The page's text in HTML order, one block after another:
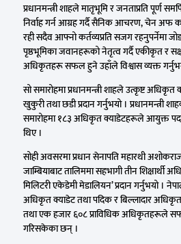
प्रधानमन्त्री शाहले मातृभूमि र जनताप्रति पूर्ण
निर्वाह गर्न आग्रह गर्दै सैनिक आचरण, चेन अफ
रही सदैव आफ्नो कर्तव्यप्रति सजग रहनुपर्नेमा
पृष्ठभूमिका जवानहरूको नेतृत्व गर्दै एकीकृत र
अधिकृतहरू सफल हुने उहाँले विश्वास व्यक्त
सो समारोहमा प्रधानमन्त्री शाहले उत्कृष्ट अधिकृत
खुकुरी तथा छडी प्रदान गर्नुभयो । प्रधानमन्त्री
समारोहमा १८३ अधिकृत क्याडेटहरूले आयुक्त पद
थिए ।
सोही अवसरमा प्रधान सेनापति महारथी अशोकराज
जाम्बियाबाट तालिममा सहभागी तीन शिक्षार्थी
मिलिटरी एकेडेमी मेडालियन’ प्रदान गर्नुभयो ।
अधिकृत क्याडेट तथा पदिक र बिल्लादार
तथा एक हजार ६०८ प्राविधिक अधिकृतहरूले
गरिसकेका छन् ।